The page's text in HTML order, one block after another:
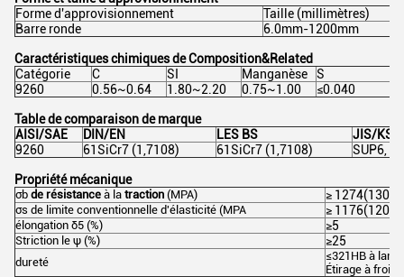
Forme d'approvisionnement
Taille (millimètres)
Barre ronde
6.0mm-1200mm
Caractéristiques chimiques de Composition&Related
Catégorie
C SI Manganèse S
9260
0.56~0.64 1.80~2.20 0.75~1.00 ≤0.040
Table de comparaison de marque
AISI/SAE
DIN/EN LES BS
JIS/KS
9260
61SiCr7 (1,7108) 61SiCr7 (1,7108) SUP6,
Propriété mécanique
σb de résistance à la traction (MPA) ≥ 1274(130)
σs de limite conventionnelle d'élasticité (MPA ≥ 1176(120)
élongation δ5 (%) ≥5
Striction le ψ (%) ≥25
dureté ≤321HB à
Étirage à froid